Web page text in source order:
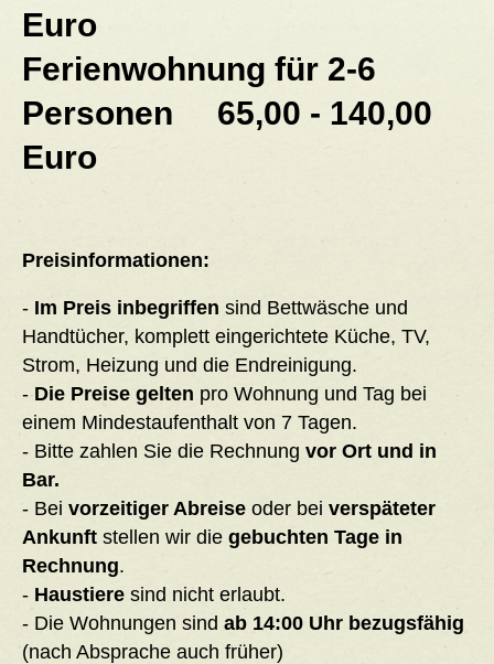
Euro
Ferienwohnung für 2-6
Personen 65,00 - 140,00
Euro
Preisinformationen:
- Im Preis inbegriffen sind Bettwäsche und
Handtücher, komplett eingerichtete Küche, TV,
Strom, Heizung und die Endreinigung.
-Die Preise gelten pro Wohnung und Tag bei
einem Mindestaufenthalt von 7 Tagen.
- Bitte zahlen Sie die Rechnung vor Ort und in
Bar.
- Bei vorzeitiger Abreise oder bei verspäteter
Ankunft stellen wir die gebuchten Tage in
Rechnung.
- Haustiere sind nicht erlaubt.
- Die Wohnungen sind ab 14:00 Uhr bezugsfähig
(nach Absprache auch früher)